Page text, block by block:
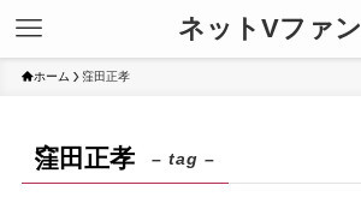
ネットVファン
ホーム 窪田正孝
窪田正孝 – tag –